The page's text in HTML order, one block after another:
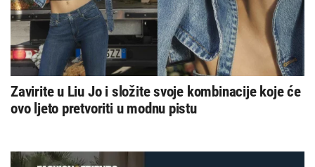
Zavirite u Liu Jo i složite svoje kombinacije koje će
ovo ljeto pretvoriti u modnu pistu